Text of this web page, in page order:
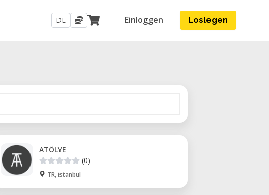
DE Einloggen Loslegen
ATÖLYE
(0)
TR, istanbul